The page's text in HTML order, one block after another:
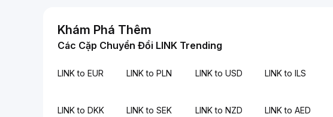
Khám Phá Thêm
Các Cặp Chuyển Đổi LINK Trending
LINK to EUR LINK to PLN LINK to USD LINK to ILS
LINK to DKK LINK to SEK LINK to NZD LINK to AED